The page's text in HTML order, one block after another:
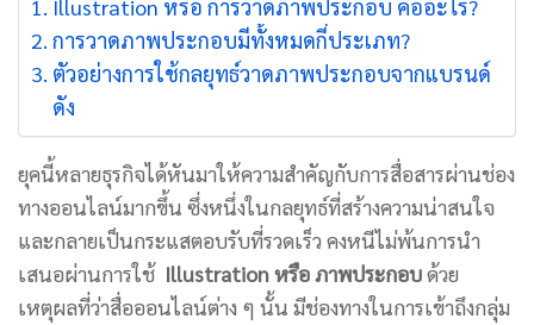
Illustration หรือ การวาดภาพประกอบ คืออะไร?
การวาดภาพประกอบมีทั้งหมดกี่ประเภท?
ตัวอย่างการใช้กลยุทธ์วาดภาพประกอบจากแบรนด์
ดัง
ยุคนี้หลายธุรกิจได้หันมาให้ความสำคัญกับการสื่อสารผ่านช่อง
ทางออนไลน์มากขึ้น ซึ่งหนึ่งในกลยุทธ์ที่สร้างความน่าสนใจ
และกลายเป็นกระแสตอบรับที่รวดเร็ว คงหนีไม่พ้นการนำ
เสนอผ่านการใช้ Illustration หรือ ภาพประกอบด้วย
เหตุผลที่ว่าสื่อออนไลน์ต่าง ๆ นั้น มีช่องทางในการเข้าถึงกลุ่ม